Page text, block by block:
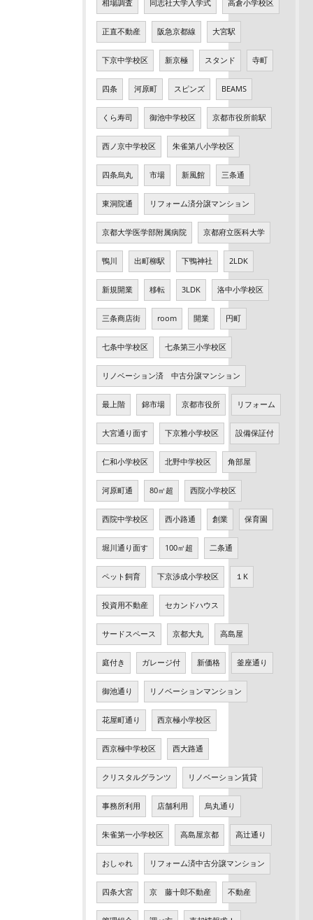
相場調査 同志社大学入学式 高倉小学校区
正直不動産 阪急京都線 大宮駅
下京中学校区 新京極 スタンド 寺町
四条 河原町 スピンズ BEAMS
くら寿司 御池中学校区 京都市役所前駅
西ノ京中学校区 朱雀第八小学校区
四条烏丸 市場 新風館 三条通
東洞院通 リフォーム済分譲マンション
京都大学医学部附属病院 京都府立医科大学
鴨川 出町柳駅 下鴨神社 2LDK
新規開業 移転 3LDK 洛中小学校区
三条商店街 room 開業 円町
七条中学校区 七条第三小学校区
リノベーション済 中古分譲マンション
最上階 錦市場 京都市役所 リフォーム
大宮通り面す 下京雅小学校区 設備保証付
仁和小学校区 北野中学校区 角部屋
河原町通 80㎡超 西院小学校区
西院中学校区 西小路通 創業 保育園
堀川通り面す 100㎡超 二条通
ペット飼育 下京渉成小学校区 １K
投資用不動産 セカンドハウス
サードスペース 京都大丸 高島屋
庭付き ガレージ付 新価格 釜座通り
御池通り リノベーションマンション
花屋町通り 西京極小学校区
西京極中学校区 西大路通
クリスタルグランツ リノベーション賃貸
事務所利用 店舗利用 烏丸通り
朱雀第一小学校区 高島屋京都 高辻通り
おしゃれ リフォーム済中古分譲マンション
四条大宮 京 藤十郎不動産 不動産